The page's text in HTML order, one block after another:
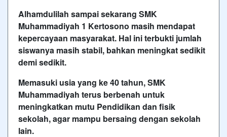
Alhamdulilah sampai sekarang SMK
Muhammadiyah 1 Kertosono masih mendapat
kepercayaan masyarakat. Hal ini terbukti jumlah
siswanya masih stabil, bahkan meningkat sedikit
demi sedikit.
Memasuki usia yang ke 40 tahun, SMK
Muhammadiyah terus berbenah untuk
meningkatkan mutu Pendidikan dan fisik
sekolah, agar mampu bersaing dengan sekolah
lain.